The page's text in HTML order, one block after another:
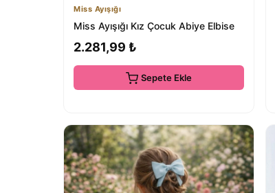
Miss Ayışığı
Miss Ayışığı Kız Çocuk Abiye Elbise
2.281,99 ₺
Sepete Ekle